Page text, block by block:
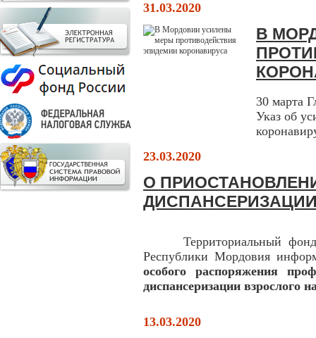
31.03.2020
В
30 марта
Указ об
23.03.2020
О
Территориальный
Республики Мордовия
особого распоряжения
диспансеризации взрослого
13.03.2020